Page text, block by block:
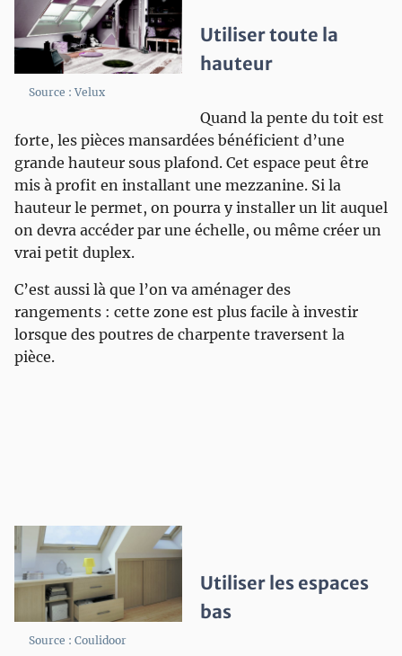
Source : Velux
Utiliser toute la
hauteur
Quand la pente du toit est
forte, les pièces mansardées bénéficient d’une
grande hauteur sous plafond. Cet espace peut être
mis à profit en installant une mezzanine. Si la
hauteur le permet, on pourra y installer un lit auquel
on devra accéder par une échelle, ou même créer un
vrai petit duplex.
C’est aussi là que l’on va aménager des
rangements : cette zone est plus facile à investir
lorsque des poutres de charpente traversent la
pièce.
Source : Coulidoor
Utiliser les espaces
bas